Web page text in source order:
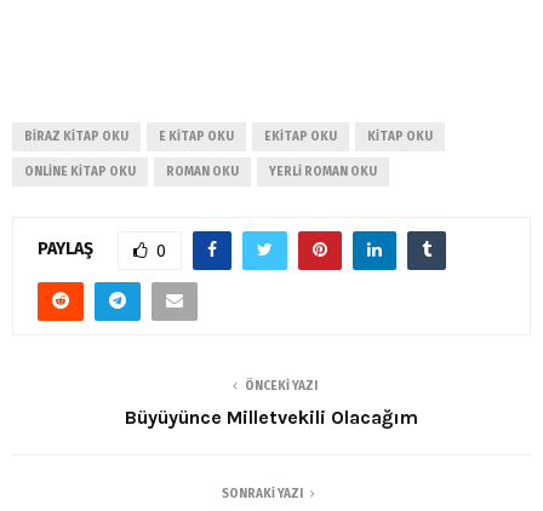
BIRAZ KITAP OKU E KITAP OKU EKITAP OKU KITAP OKU
ONLINE KITAP OKU ROMAN OKU YERLI ROMAN OKU
PAYLAŞ 0
ÖNCEKI YAZI
Büyüyünce Milletvekili Olacağım
SONRAKI YAZI